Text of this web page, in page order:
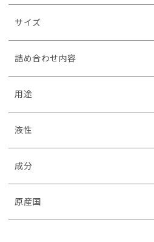
サイズ
詰め合わせ内容
用途
液性
成分
原産国